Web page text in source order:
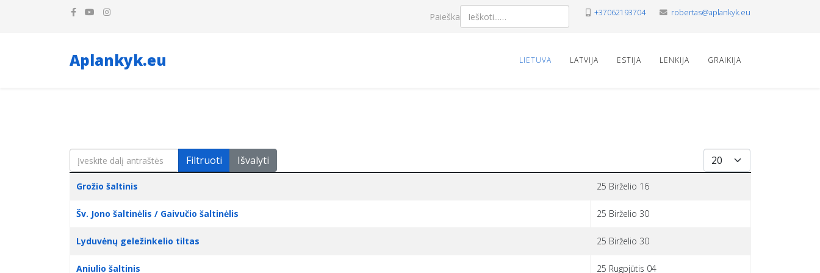
Paieška +37062193704 robertas@aplankyk.eu
Aplankyk.eu LIETUVA LATVIJA ESTIJA LENKIJA GRAIKIJA
Įveskite dalį antraštės Filtruoti Išvalyti Rodyti po
Pavadinimas
Grožio šaltinis 25 Birželio 16
Šv. Jono šaltinėlis / Gaivučio šaltinėlis 25 Birželio 30
Lyduvėnų geležinkelio tiltas 25 Birželio 30
Aniulio šaltinis 25 Rugpjūtis 04